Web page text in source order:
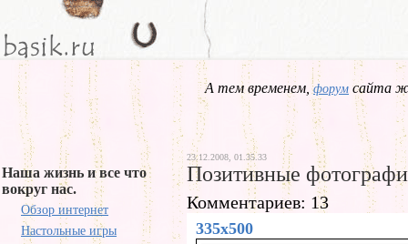
А тем временем,форум сайта
Наша жизнь и все что
вокруг нас.
Обзор интернет
Настольные игры
23.12.2008, 01.35.33
Позитивные
Комментариев: 13
335x500